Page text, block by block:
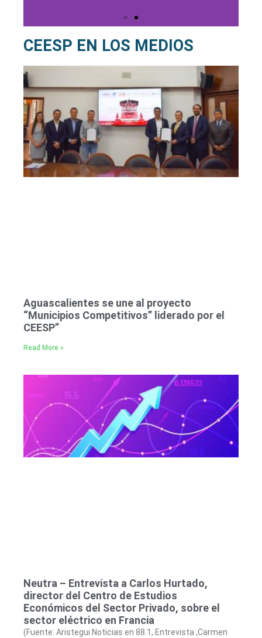
presentan propuestas
de política pública
Ver más
CEESP EN LOS MEDIOS
Aguascalientes se une al proyecto
“Municipios Competitivos” liderado por el
CEESP”
Read More »
Neutra – Entrevista a Carlos Hurtado,
director del Centro de Estudios
Económicos del Sector Privado, sobre el
sector eléctrico en Francia
(Fuente: Aristegui Noticias en 88.1, Entrevista ,Carmen